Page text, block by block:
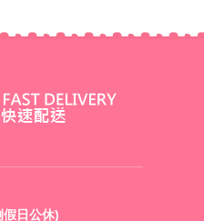
日公休)